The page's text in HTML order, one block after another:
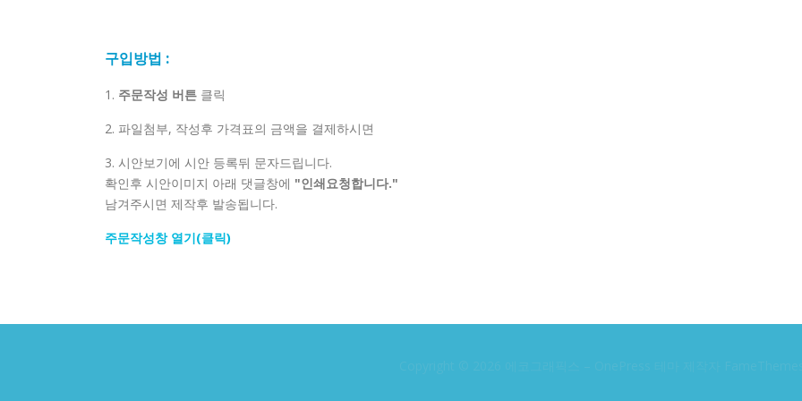
구입방법 :
1. 주문작성 버튼 클릭
2. 파일첨부, 작성후 가격표의 금액을 결제하시면
3. 시안보기에 시안 등록뒤 문자드립니다.
확인후 시안이미지 아래 댓글창에 "인쇄요청합니다."
남겨주시면 제작후 발송됩니다.
주문작성창 열기(클릭)